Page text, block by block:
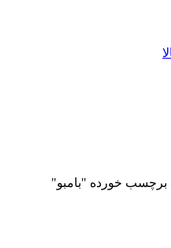
خورده "بامبو"